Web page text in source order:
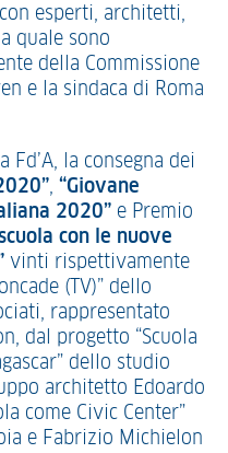
esperti, architetti,
quale sono
della Commissione
e la sindaca di Roma
la consegna dei
, “Giovane
2020” e Premio
con le nuove
vinti rispettivamente
(TV)” dello
rappresentato
dal progetto “Scuola
dello studio
architetto Edoardo
come Civic Center”
e Fabrizio Michielon